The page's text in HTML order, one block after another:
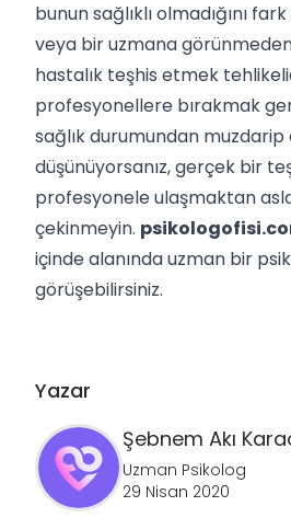
bunun sağlıklı olmadığını
veya bir uzmana
hastalık teşhis etmek
profesyonellere bırakmak
sağlık durumundan
düşünüyorsanız, gerçek bir
profesyonele ulaşmaktan
çekinmeyin.
içinde alanında uzman bir
görüşebilirsiniz.
Yazar
Şebnem Akı
Uzman Psikolog
29 Nisan 2020